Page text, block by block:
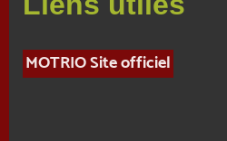
MOTRIO Site officiel